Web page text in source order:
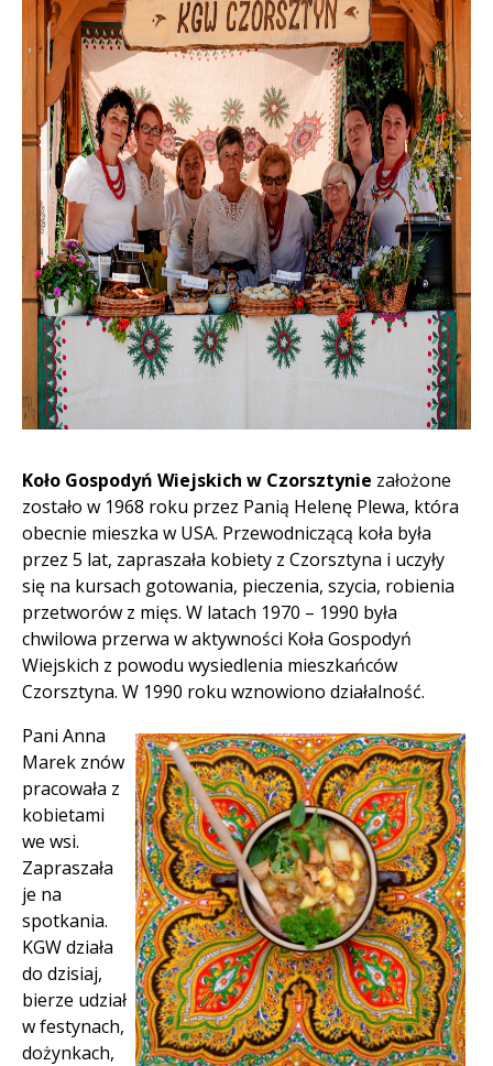
Koło Gospodyń Wiejskich w Czorsztynie założone
zostało w 1968 roku przez Panią Helenę Plewa, która
obecnie mieszka w USA. Przewodniczącą koła była
przez 5 lat, zapraszała kobiety z Czorsztyna i uczyły
się na kursach gotowania, pieczenia, szycia, robienia
przetworów z mięs. W latach 1970 – 1990 była
chwilowa przerwa w aktywności Koła Gospodyń
Wiejskich z powodu wysiedlenia mieszkańców
Czorsztyna. W 1990 roku wznowiono działalność.
Pani Anna
Marek znów
pracowała z
kobietami
we wsi.
Zapraszała
je na
spotkania.
KGW działa
do dzisiaj,
bierze udział
w festynach,
dożynkach,